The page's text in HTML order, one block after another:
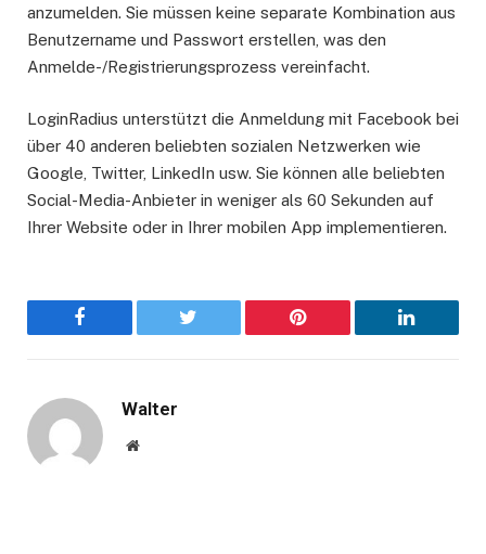
anzumelden. Sie müssen keine separate Kombination aus
Benutzername und Passwort erstellen, was den
Anmelde-/Registrierungsprozess vereinfacht.
LoginRadius unterstützt die Anmeldung mit Facebook bei
über 40 anderen beliebten sozialen Netzwerken wie
Google, Twitter, LinkedIn usw. Sie können alle beliebten
Social-Media-Anbieter in weniger als 60 Sekunden auf
Ihrer Website oder in Ihrer mobilen App implementieren.
Facebook Twitter Pinterest LinkedIn
Walter
Website